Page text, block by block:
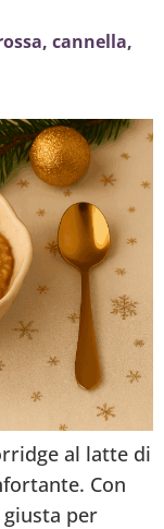
cannella,
al latte di
Con
giusta per